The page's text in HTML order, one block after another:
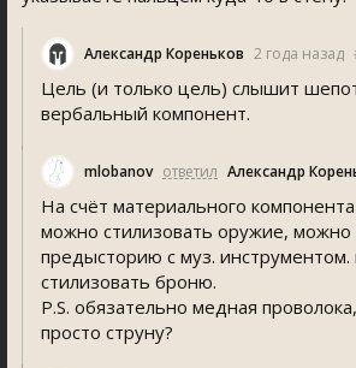
Александр Кореньков 2 года назад
Цель (и только цель) слышит
вербальный компонент.
mlobanov ответил Александр
На счёт материального
можно стилизовать оружие, можно
предысторию с муз.
стилизовать броню.
P.S. обязательно медная
просто струну?